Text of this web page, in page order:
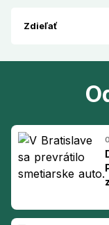
Zdieľať